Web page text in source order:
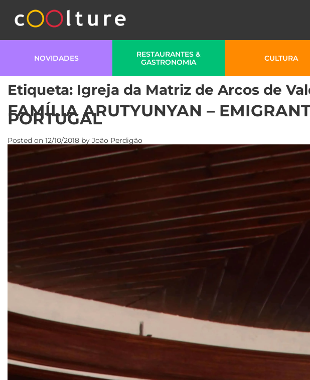
NOVIDADES
RESTAURANTES &
GASTRONOMIA
CULTURA
Etiqueta: Igreja da Matriz de Arcos de
FAMÍLIA ARUTYUNYAN –
PORTUGAL
Posted on 12/10/2018 by João Perdigão